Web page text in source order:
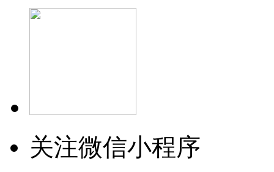
关注微信小程序